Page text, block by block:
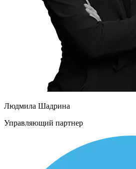
Людмила Шадрина
Управляющий партнер